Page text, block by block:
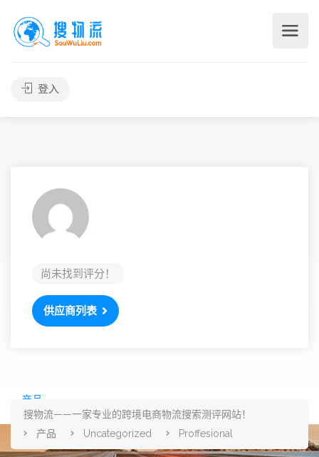
登入
尚未找到评分！
供应商列表
产品
搜物流——一家专业的跨境电商物流搜索测评网站！
产品
Uncategorized Proffesional